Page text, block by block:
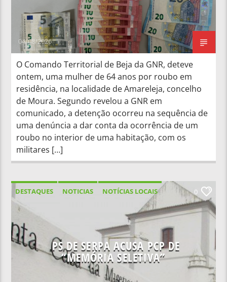
04/08/2026
O Comando Territorial de Beja da GNR, deteve
ontem, uma mulher de 64 anos por roubo em
residência, na localidade de Amareleja, concelho
de Moura. Segundo revelou a GNR em
comunicado, a detenção ocorreu na sequência de
uma denúncia a dar conta da ocorrência de um
roubo no interior de uma habitação, com os
militares […]
DESTAQUES NOTICIAS
NOTÍCIAS LOCAIS
NOTÍCIAS NACIONAIS
0
PS DE SERPA ACUSA PCP DE
“MEMÓRIA SELETIVA”